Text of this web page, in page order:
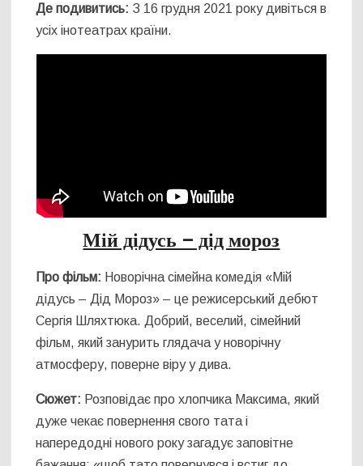
Де подивитись: З 16 грудня 2021 року дивіться в
усіх інотеатрах країни.
Мій дідусь – дід мороз
Про фільм: Новорічна сімейна комедія «Мій
дідусь – Дід Мороз» – це режисерський дебют
Сергія Шляхтюка. Добрий, веселий, сімейний
фільм, який занурить глядача у новорічну
атмосферу, поверне віру у дива.
Сюжет: Розповідає про хлопчика Максима, який
дуже чекає повернення свого тата і
напередодні нового року загадує заповітне